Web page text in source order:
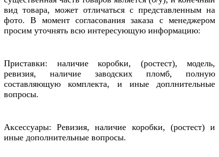
вид товара, может отличаться с представленным на
фото. В момент согласования заказа с менеджером
просим уточнять всю интересующую информацию:
Приставки: наличие коробки, (ростест), модель,
ревизия, наличие заводских пломб, полную
составляющую комплекта, и иные доплнительные
вопросы.
Аксессуары: Ревизия, наличие коробки, (ростест) и
иные дополнительные вопросы.